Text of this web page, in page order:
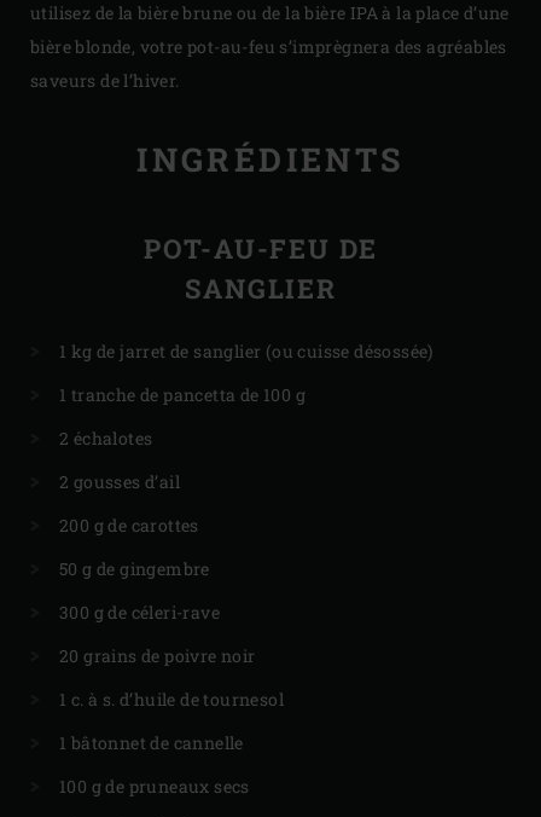
utilisez de la bière brune ou de la bière IPA à la place d’une
bière blonde, votre pot-au-feu s’imprègnera des agréables
saveurs de l’hiver.
INGRÉDIENTS
POT-AU-FEU DE
SANGLIER
1 kg de jarret de sanglier (ou cuisse désossée)
1 tranche de pancetta de 100 g
2 échalotes
2 gousses d’ail
200 g de carottes
50 g de gingembre
300 g de céleri-rave
20 grains de poivre noir
1 c. à s. d’huile de tournesol
1 bâtonnet de cannelle
100 g de pruneaux secs